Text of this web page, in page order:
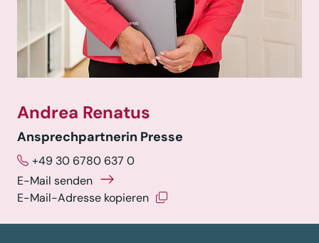
Andrea Renatus
Ansprechpartnerin Presse
+49 30 6780 637 0
E-Mail senden
E-Mail-Adresse kopieren